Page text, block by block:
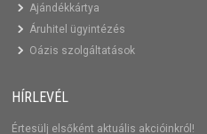
Ajándékkártya
Áruhitel ügyintézés
Oázis szolgáltatások
HÍRLEVÉL
Értesülj elsőként aktuális akcióinkról!